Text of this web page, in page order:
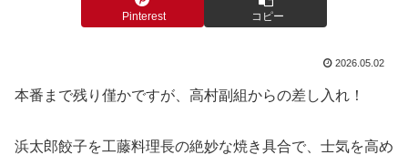
Pinterest コピー
2026.05.02
本番まで残り僅かですが、高村副組からの差し入れ！
浜太郎餃子を工藤料理長の絶妙な焼き具合で、士気を高め